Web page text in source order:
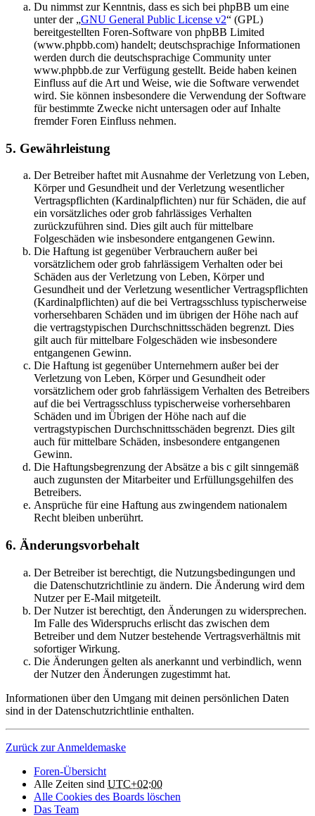
Du nimmst zur Kenntnis, dass es sich bei phpBB um eine
unter der „GNU General Public License v2“ (GPL)
bereitgestellten Foren-Software von phpBB Limited
(www.phpbb.com) handelt; deutschsprachige Informationen
werden durch die deutschsprachige Community unter
www.phpbb.de zur Verfügung gestellt. Beide haben keinen
Einfluss auf die Art und Weise, wie die Software verwendet
wird. Sie können insbesondere die Verwendung der Software
für bestimmte Zwecke nicht untersagen oder auf Inhalte
fremder Foren Einfluss nehmen.
5. Gewährleistung
Der Betreiber haftet mit Ausnahme der Verletzung von Leben,
Körper und Gesundheit und der Verletzung wesentlicher
Vertragspflichten (Kardinalpflichten) nur für Schäden, die auf
ein vorsätzliches oder grob fahrlässiges Verhalten
zurückzuführen sind. Dies gilt auch für mittelbare
Folgeschäden wie insbesondere entgangenen Gewinn.
Die Haftung ist gegenüber Verbrauchern außer bei
vorsätzlichem oder grob fahrlässigem Verhalten oder bei
Schäden aus der Verletzung von Leben, Körper und
Gesundheit und der Verletzung wesentlicher Vertragspflichten
(Kardinalpflichten) auf die bei Vertragsschluss typischerweise
vorhersehbaren Schäden und im übrigen der Höhe nach auf
die vertragstypischen Durchschnittsschäden begrenzt. Dies
gilt auch für mittelbare Folgeschäden wie insbesondere
entgangenen Gewinn.
Die Haftung ist gegenüber Unternehmern außer bei der
Verletzung von Leben, Körper und Gesundheit oder
vorsätzlichem oder grob fahrlässigem Verhalten des Betreibers
auf die bei Vertragsschluss typischerweise vorhersehbaren
Schäden und im Übrigen der Höhe nach auf die
vertragstypischen Durchschnittsschäden begrenzt. Dies gilt
auch für mittelbare Schäden, insbesondere entgangenen
Gewinn.
Die Haftungsbegrenzung der Absätze a bis c gilt sinngemäß
auch zugunsten der Mitarbeiter und Erfüllungsgehilfen des
Betreibers.
Ansprüche für eine Haftung aus zwingendem nationalem
Recht bleiben unberührt.
6. Änderungsvorbehalt
Der Betreiber ist berechtigt, die Nutzungsbedingungen und
die Datenschutzrichtlinie zu ändern. Die Änderung wird dem
Nutzer per E-Mail mitgeteilt.
Der Nutzer ist berechtigt, den Änderungen zu widersprechen.
Im Falle des Widerspruchs erlischt das zwischen dem
Betreiber und dem Nutzer bestehende Vertragsverhältnis mit
sofortiger Wirkung.
Die Änderungen gelten als anerkannt und verbindlich, wenn
der Nutzer den Änderungen zugestimmt hat.
Informationen über den Umgang mit deinen persönlichen Daten
sind in der Datenschutzrichtlinie enthalten.
Zurück zur Anmeldemaske
Foren-Übersicht
Alle Zeiten sind UTC+02:00
Alle Cookies des Boards löschen
Das Team